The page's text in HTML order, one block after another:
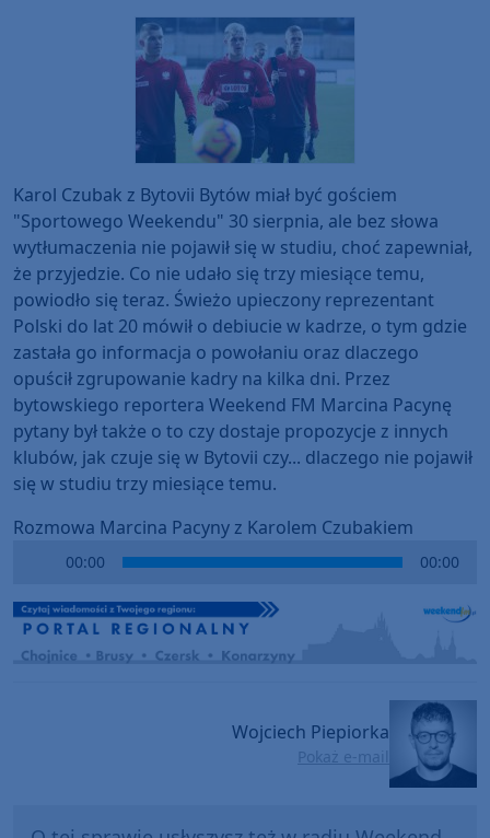
Karol Czubak z Bytovii Bytów miał być gościem
"Sportowego Weekendu" 30 sierpnia, ale bez słowa
wytłumaczenia nie pojawił się w studiu, choć zapewniał,
że przyjedzie. Co nie udało się trzy miesiące temu,
powiodło się teraz. Świeżo upieczony reprezentant
Polski do lat 20 mówił o debiucie w kadrze, o tym gdzie
zastała go informacja o powołaniu oraz dlaczego
opuścił zgrupowanie kadry na kilka dni. Przez
bytowskiego reportera Weekend FM Marcina Pacynę
pytany był także o to czy dostaje propozycje z innych
klubów, jak czuje się w Bytovii czy... dlaczego nie pojawił
się w studiu trzy miesiące temu.
Rozmowa Marcina Pacyny z Karolem Czubakiem
00:00 00:00
Wojciech Piepiorka
Pokaż e-mail